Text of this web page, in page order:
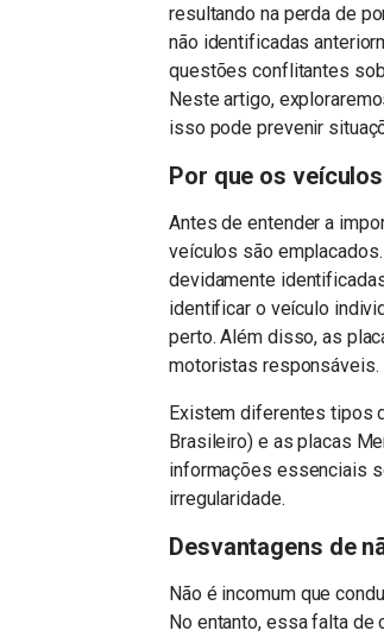
resultando na perda de
não identificadas
questões conflitantes
Neste artigo,
isso pode prevenir
Por que os
Antes de entender a
veículos são
devidamente
identificar o veículo
perto. Além disso, as
motoristas responsáveis.
Existem diferentes tipos
Brasileiro) e as placas
informações essenciais
irregularidade.
Desvantagens de
Não é incomum que
No entanto, essa falta